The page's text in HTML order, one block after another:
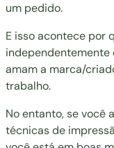
um pedido.
E isso acontece por
independentemente
amam a marca/
trabalho.
No entanto, se você
técnicas de